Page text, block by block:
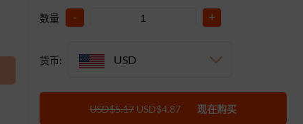
数量 - +
货币: USD
USD$5.17 USD$4.87 现在购买